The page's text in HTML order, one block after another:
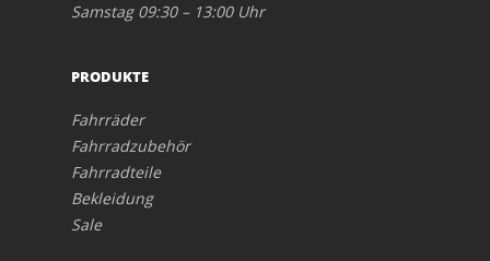
Samstag 09:30 – 13:00 Uhr
PRODUKTE
Fahrräder
Fahrradzubehör
Fahrradteile
Bekleidung
Sale